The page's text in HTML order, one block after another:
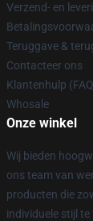
Verzend- en
Teruggave &
Contacteer ons
Klantenhulp
Whosale
Onze winkel
Wij bieden
ons team van
producten die
individuele stijl